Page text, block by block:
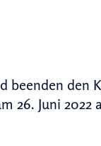
beenden den
26. Juni 2022